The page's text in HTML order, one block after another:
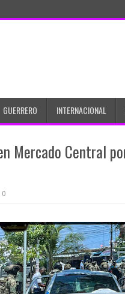
GUERRERO INTERNACIONAL
Mercado Central
0